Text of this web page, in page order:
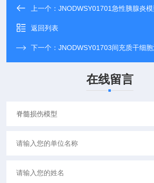
上一个：JNODWSY01701急性胰腺炎模
返回列表
下一个：JNODWSY01703间充质干细
在线留言